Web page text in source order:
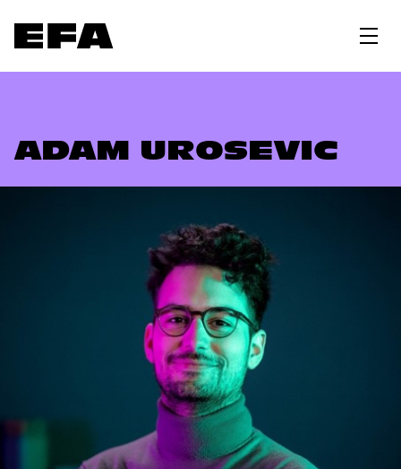
ADAM UROSEVIC